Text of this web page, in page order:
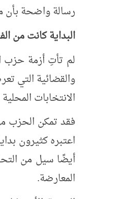
رسالة واضحة بأن
البداية كانت من
لم تأتِ أزمة
والقضائية التي
الانتخابات
فقد تمكن الحزب
اعتبره كثيرون
أيضًا سيل من
المعارضة.